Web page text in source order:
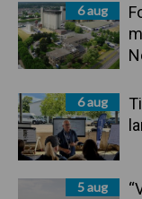
6 aug
6 aug
5 aug